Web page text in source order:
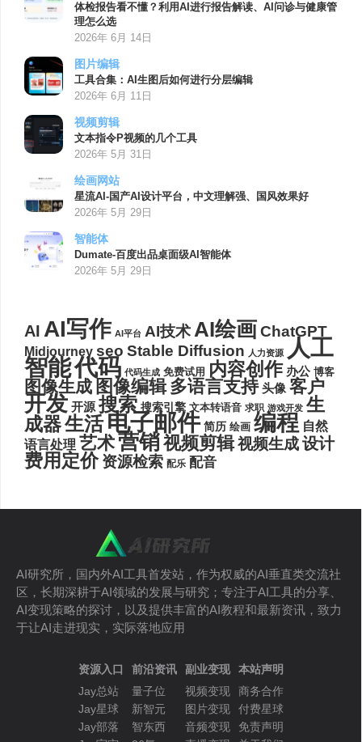
体检报告看不懂？利用AI进行报告解读、AI问诊与健康管
理怎么选
2026年 6月 14日
图片编辑
工具合集：AI生图后如何进行分层编辑
2026年 6月 11日
视频剪辑
文本指令P视频的几个工具
2026年 5月 31日
绘画网站
星流AI-国产AI设计平台，中文理解强、国风效果好
2026年 5月 29日
智能体
Dumate-百度出品桌面级AI智能体
2026年 5月 29日
AI AI写作 AI平台 AI技术AI绘画ChatGPT
Midjourney seo Stable Diffusion 人力资源 人工
智能代码 代码生成 免费试用 内容创作 办公 博客
图像生成 图像编辑 多语言支持 头像 客户
开发 开源 搜索 搜索引擎 文本转语音 求职 游戏开发 生
成器生活电子邮件 简历 绘画 编程 自然
语言处理 艺术营销视频剪辑视频生成设计
费用定价 资源检索 配乐 配音
AI研究所，国内外AI工具首发站，作为权威的AI垂直类交流社
区，长期深耕于AI领域的发展与研究；专注于AI工具的分享、
AI变现策略的探讨，以及提供丰富的AI教程和最新资讯，致力
于让AI走进现实，实际落地应用
资源入口
Jay总站
Jay星球
Jay部落
前沿资讯
量子位
新智元
智东西
副业变现
视频变现
图片变现
音频变现
本站声明
商务合作
付费星球
免责声明